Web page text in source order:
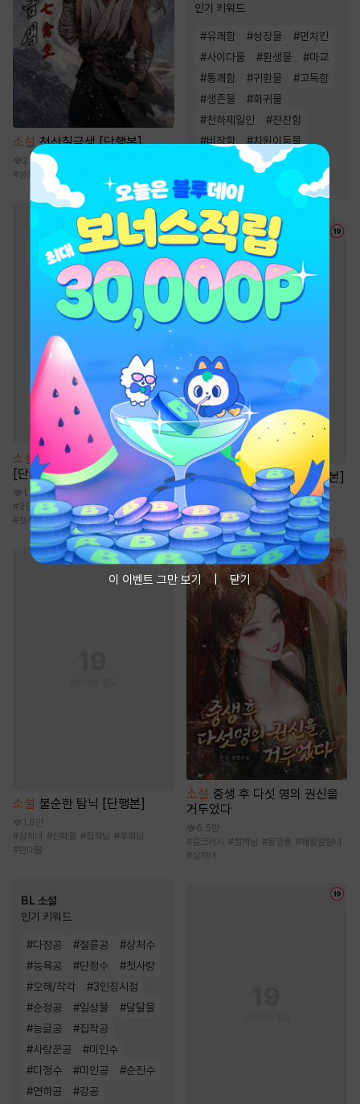
소설 천산칠금생 [단행본]
2.6만
#성장물 전통무협 비장함
소설 [BL] 블랙아웃(Blackout)
[단행본]
1.2만
#3인칭시점 #순진수 #평범수 #능글공
#첫사랑
소설 불순한 탐닉 [단행본]
1.9만
#상처녀 #신파물 #집착남 #후회남
#현대물
BL 소설
인기 키워드
#다정공 #절륜공 #상처수
#능욕공 #단정수 #첫사랑
#오해/착각 #3인칭시점
#순정공 #일상물 #달달물
#능글공 #집착공
#사랑꾼공 #미인수
#다정수 #미인공 #순진수
#연하공 #강공
인기 키워드
#유쾌함 #성장물 #먼치킨
#사이다물 #환생물 #마교
#통쾌함 #귀환물 #고독함
#생존물 #회귀물
#천하제일인 #잔잔함
#비장함 #차원이동물
#빙의물 #
#천마 #검객/무사
소설 남편이 된 선생님 [단행본]
#사제지간 #현대물
소설 중생 후 다섯 명의 권신을
거두었다
6.5만
#걸크러시 #철벽남 #동양풍 #쾌활발랄녀
#상처녀
이 이벤트 그만 보기 닫기